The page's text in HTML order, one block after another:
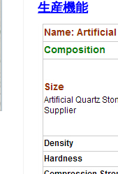
生産機能